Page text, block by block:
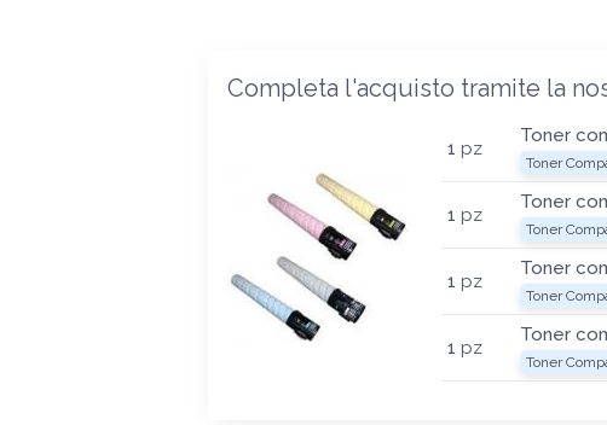
Completa l'acquisto tramite la
1 pz
Toner
Toner
1 pz
Toner
Toner
1 pz
Toner
Toner
1 pz
Toner
Toner